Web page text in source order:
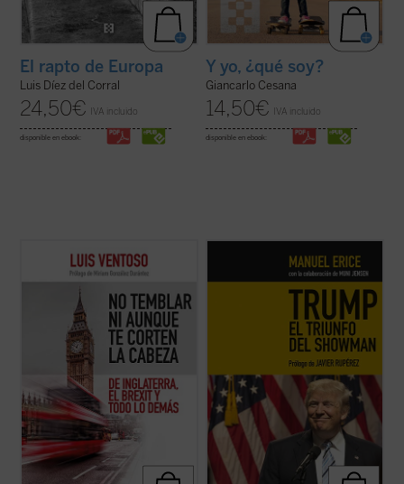
El rapto de Europa
Luis Díez del Corral
24,50€ IVA incluido
disponible en ebook:
Y yo, ¿qué soy?
Giancarlo Cesana
14,50€ IVA incluido
disponible en ebook:
Luis Ventoso, columnista y director adjunto
y apasionado de lo inglés, ha
estudiado a los ingleses y a su país con una
profundo. El resultado de su exploración
durante años de residencia ... (ver ficha)
Una mirada periodística a la irrepetible
campaña electoral vivida por Estados
Unidos, protagonizado por un populista
genuinamente americano, Donald Trump.
La aparición del magnate, que trivializó la
reality ... (ver ficha)